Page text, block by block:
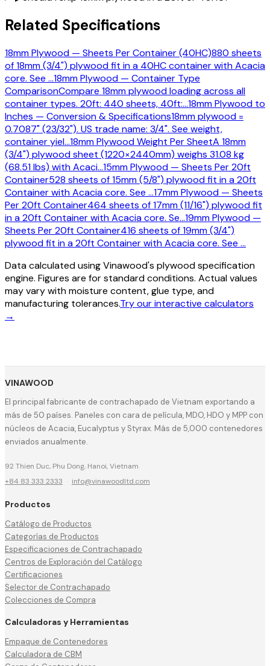
Related Specifications
18mm Plywood — Sheets Per Container (40HC)880 sheets
of 18mm (3/4") plywood fit in a 40HC container with Acacia
core. See …18mm Plywood — Container Type
ComparisonCompare 18mm plywood loading across all
container types. 20ft: 440 sheets, 40ft:…18mm Plywood to
Inches — Conversion & Specifications18mm plywood =
0.7087" (23/32"). US trade name: 3/4". See weight,
container yiel…18mm Plywood Weight Per SheetA 18mm
(3/4") plywood sheet (1220×2440mm) weighs 31.08 kg
(68.51 lbs) with Acaci…15mm Plywood — Sheets Per 20ft
Container528 sheets of 15mm (5/8") plywood fit in a 20ft
Container with Acacia core. See …17mm Plywood — Sheets
Per 20ft Container464 sheets of 17mm (11/16") plywood fit
in a 20ft Container with Acacia core. Se…19mm Plywood —
Sheets Per 20ft Container416 sheets of 19mm (3/4")
plywood fit in a 20ft Container with Acacia core. See …
Data calculated using Vinawood's plywood specification
engine. Figures are for standard conditions. Actual values
may vary with moisture content, glue type, and
manufacturing tolerances.Try our interactive calculators
→
VINAWOOD
El principal fabricante de contrachapado de Vietnam exportando a
más de 50 países. Paneles con cara de película, MDO, HDO y MPP con
núcleos de Acacia, Eucalyptus y Styrax. Más de 5,000 contenedores
enviados anualmente.
92 Thien Duc, Phu Dong, Hanoi, Vietnam
+84 83 333 2333 · info@vinawoodltd.com
Productos
Catálogo de Productos
Categorías de Productos
Especificaciones de Contrachapado
Centros de Exploración del Catálogo
Certificaciones
Selector de Contrachapado
Colecciones de Compra
Calculadoras y Herramientas
Empaque de Contenedores
Calculadora de CBM